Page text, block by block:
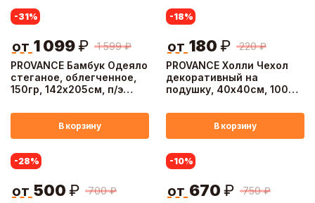
PROVANCE Бамбук Одеяло
стеганое, облегченное,
150гр, 142х205см, п/э
-31%
1 599 ₽
от 1 099₽
В корзину
PROVANCE Холли Чехол
декоративный на
подушку, 40х40см, 100%
-18%
220 ₽
от 180 ₽
В корзину
-28%
700 ₽
от 500 ₽
-10%
750 ₽
от 670 ₽